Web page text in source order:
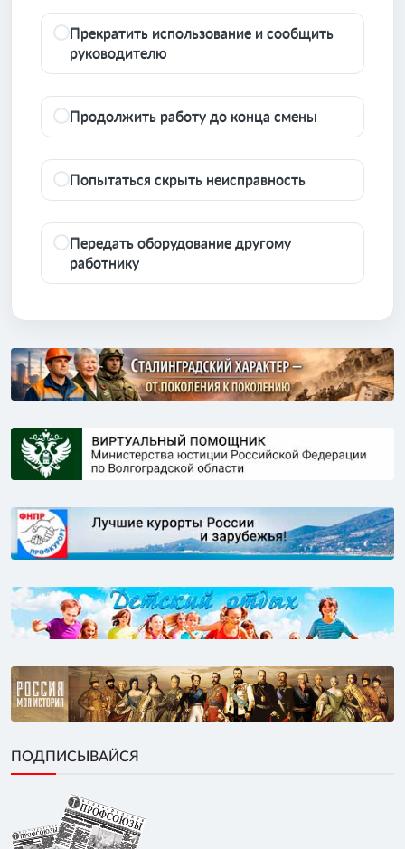
Прекратить использование и сообщить
руководителю
Продолжить работу до конца смены
Попытаться скрыть неисправность
Передать оборудование другому
работнику
ПОДПИСЫВАЙСЯ